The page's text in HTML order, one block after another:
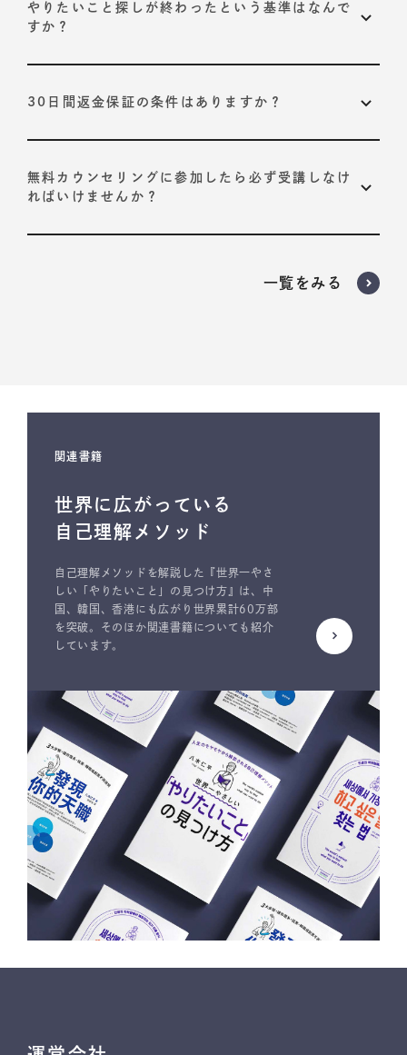
やりたいこと探しが終わったという基準はなんで
すか？
プログラムで定められている、10STEPそれぞれの合
お客様自身が導き出された「やりたいこと」に納得感
を持っていること
30日間返金保証の条件はありますか？
受講開始から30日以内に担当コーチにお申し出くださ
い。
無料カウンセリングに参加したら必ず受講しなけ
ればいけませんか？
一覧をみる
関連書籍
世界に広がっている
自己理解メソッド
自己理解メソッドを解説した『世界一やさ
しい「やりたいこと」の見つけ方』は、中
国、韓国、香港にも広がり世界累計60万部
を突破。そのほか関連書籍についても紹介
しています。